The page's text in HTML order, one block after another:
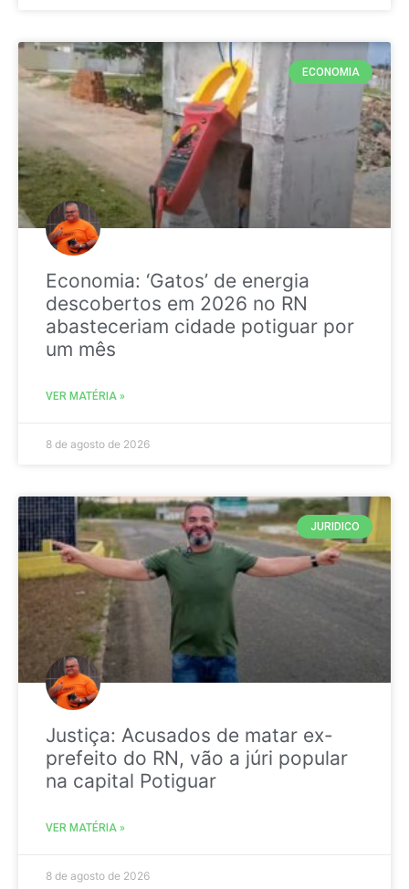
ECONOMIA
Economia: ‘Gatos’ de energia
descobertos em 2026 no RN
abasteceriam cidade potiguar por
um mês
VER MATÉRIA »
8 de agosto de 2026
JURIDICO
Justiça: Acusados de matar ex-
prefeito do RN, vão a júri popular
na capital Potiguar
VER MATÉRIA »
8 de agosto de 2026